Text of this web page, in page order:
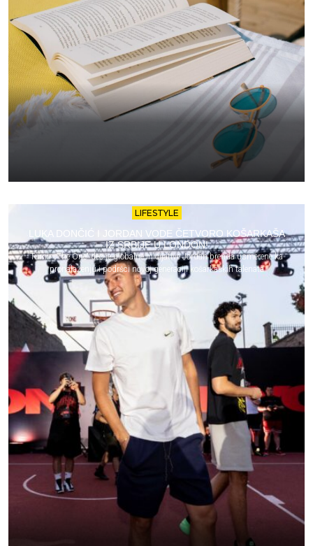
LIFESTYLE
LUKA DONČIĆ I JORDAN VODE ČETVORO KOŠARKAŠA
IZ SRBIJE U LONDON!
Turnir „The One“ deo je globalne inicijative Jordan brenda usmerene ka
pronalaženju i podršci novoj generaciji košarkaških talenata